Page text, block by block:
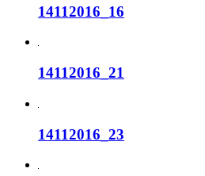
14112016_16
14112016_21
14112016_23